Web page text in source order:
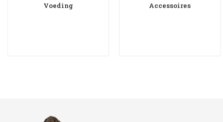
Voeding Accessoires